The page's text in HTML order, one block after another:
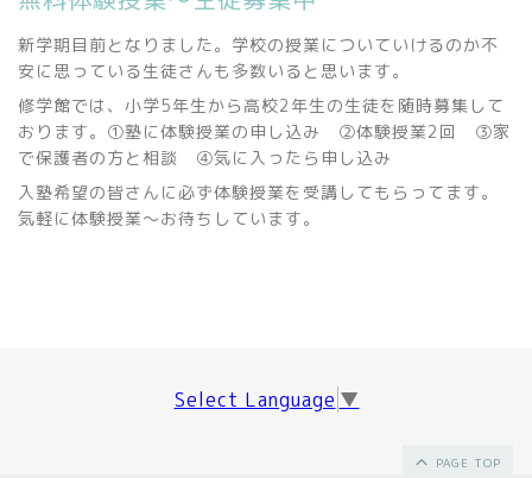
新学期目前となりました。学校の授業についていけるのか不
安に思っている生徒さんも多数いると思います。
修学館では、小学5年生から高校2年生の生徒を随時募集して
おります。①塾に体験授業の申し込み ②体験授業2回 ③家
で保護者の方と相談 ④気に入ったら申し込み
入塾希望の皆さんに必ず体験授業を受講してもらってます。
気軽に体験授業～お待ちしています。
Select Language ▼
PAGE TOP